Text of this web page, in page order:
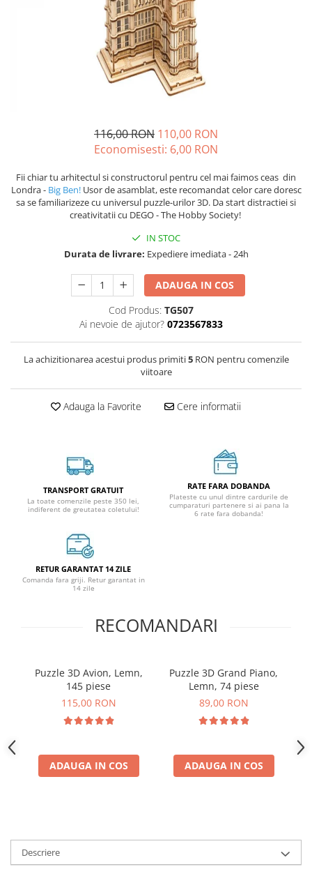
116,00 RON 110,00 RON
Economisesti: 6,00 RON
Fii chiar tu arhitectul si constructorul pentru cel mai faimos ceas din
Londra - Big Ben!Usor de asamblat, este recomandat celor care doresc
sa se familiarizeze cu universul puzzle-urilor 3D. Da start distractiei si
creativitatii cu DEGO - The Hobby Society!
IN STOC
Durata de livrare: Expediere imediata - 24h
ADAUGA IN COS
Cod Produs: TG507
Ai nevoie de ajutor? 0723567833
La achizitionarea acestui produs primiti5RON pentru comenzile
viitoare
Adauga la Favorite Cere informatii
TRANSPORT GRATUIT
La toate comenzile peste 350 lei,
indiferent de greutatea coletului!
RATE FARA DOBANDA
Plateste cu unul dintre cardurile de
cumparaturi partenere si ai pana la
6 rate fara dobanda!
RETUR GARANTAT 14 ZILE
Comanda fara griji. Retur garantat in
14 zile
RECOMANDARI
Puzzle 3D Avion, Lemn,
145 piese
115,00 RON
ADAUGA IN COS
Puzzle 3D Grand Piano,
Lemn, 74 piese
89,00 RON
ADAUGA IN COS
Descriere